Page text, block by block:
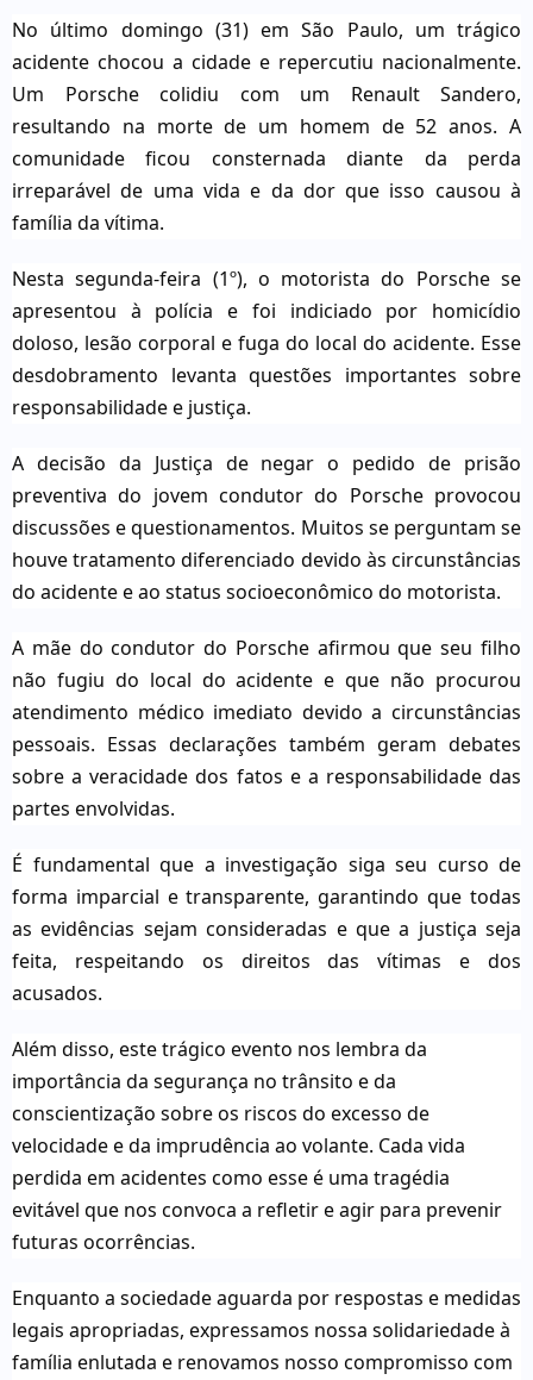
No último domingo (31) em São Paulo, um trágico
acidente chocou a cidade e repercutiu nacionalmente.
Um Porsche colidiu com um Renault Sandero,
resultando na morte de um homem de 52 anos. A
comunidade ficou consternada diante da perda
irreparável de uma vida e da dor que isso causou à
família da vítima.
Nesta segunda-feira (1º), o motorista do Porsche se
apresentou à polícia e foi indiciado por homicídio
doloso, lesão corporal e fuga do local do acidente. Esse
desdobramento levanta questões importantes sobre
responsabilidade e justiça.
A decisão da Justiça de negar o pedido de prisão
preventiva do jovem condutor do Porsche provocou
discussões e questionamentos. Muitos se perguntam se
houve tratamento diferenciado devido às circunstâncias
do acidente e ao status socioeconômico do motorista.
A mãe do condutor do Porsche afirmou que seu filho
não fugiu do local do acidente e que não procurou
atendimento médico imediato devido a circunstâncias
pessoais. Essas declarações também geram debates
sobre a veracidade dos fatos e a responsabilidade das
partes envolvidas.
É fundamental que a investigação siga seu curso de
forma imparcial e transparente, garantindo que todas
as evidências sejam consideradas e que a justiça seja
feita, respeitando os direitos das vítimas e dos
acusados.
Além disso, este trágico evento nos lembra da
importância da segurança no trânsito e da
conscientização sobre os riscos do excesso de
velocidade e da imprudência ao volante. Cada vida
perdida em acidentes como esse é uma tragédia
evitável que nos convoca a refletir e agir para prevenir
futuras ocorrências.
Enquanto a sociedade aguarda por respostas e medidas
legais apropriadas, expressamos nossa solidariedade à
família enlutada e renovamos nosso compromisso com